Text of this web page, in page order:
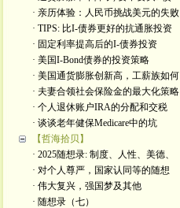
· 亲历体验：人民币挑战美元的失败
· TIPS: 比I-债券更好的抗通胀投资
· 固定利率提高后的I-债券投资
· 美国I-Bond债券的投资策略
· 美国通货膨胀创新高，工薪族如何
· 夫妻合领社会保险金的最大化策略
· 个人退休账户IRA的分配和交税
· 谈谈老年健保Medicare中的坑
【哲海拾贝】
· 2025随想录: 制度、人性、美德、
· 对个人尊严，国家认同等的随想
· 伟大复兴，强国梦及其他
· 随想录（七）